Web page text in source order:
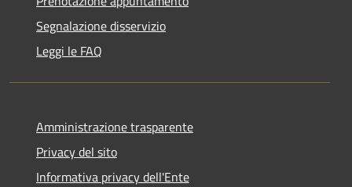
Segnalazione disservizio
Leggi le FAQ
Amministrazione trasparente
Privacy del sito
Informativa privacy dell'Ente